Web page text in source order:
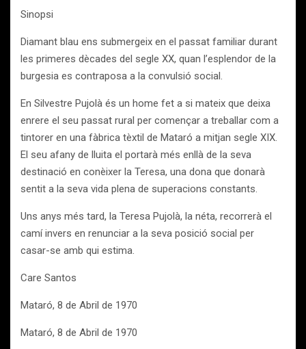
Sinopsi
Diamant blau ens submergeix en el passat familiar durant
les primeres dècades del segle XX, quan l’esplendor de la
burgesia es contraposa a la convulsió social.
En Silvestre Pujolà és un home fet a si mateix que deixa
enrere el seu passat rural per començar a treballar com a
tintorer en una fàbrica tèxtil de Mataró a mitjan segle XIX.
El seu afany de lluita el portarà més enllà de la seva
destinació en conèixer la Teresa, una dona que donarà
sentit a la seva vida plena de superacions constants.
Uns anys més tard, la Teresa Pujolà, la néta, recorrerà el
camí invers en renunciar a la seva posició social per
casar-se amb qui estima.
Care Santos
Mataró, 8 de Abril de 1970
Mataró, 8 de Abril de 1970